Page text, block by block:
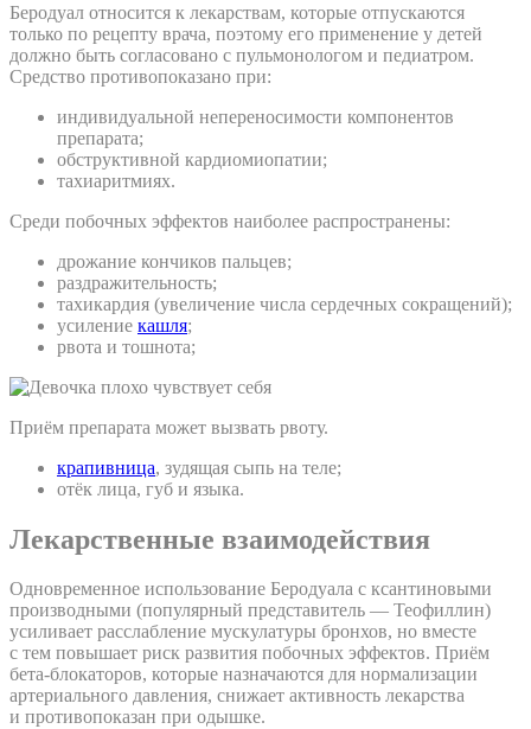
Беродуал относится к лекарствам, которые отпускаются
только по рецепту врача, поэтому его применение у детей
должно быть согласовано с пульмонологом и педиатром.
Средство противопоказано при:
индивидуальной непереносимости компонентов
препарата;
обструктивной кардиомиопатии;
тахиаритмиях.
Среди побочных эффектов наиболее распространены:
дрожание кончиков пальцев;
раздражительность;
тахикардия (увеличение числа сердечных сокращений);
усиление кашля;
рвота и тошнота;
Приём препарата может вызвать рвоту.
крапивница, зудящая сыпь на теле;
отёк лица, губ и языка.
Лекарственные взаимодействия
Одновременное использование Беродуала с ксантиновыми
производными (популярный представитель — Теофиллин)
усиливает расслабление мускулатуры бронхов, но вместе
с тем повышает риск развития побочных эффектов. Приём
бета-блокаторов, которые назначаются для нормализации
артериального давления, снижает активность лекарства
и противопоказан при одышке.